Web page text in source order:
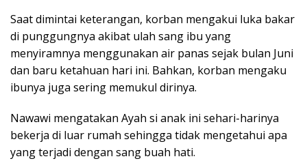
Saat dimintai keterangan, korban mengakui luka bakar
di punggungnya akibat ulah sang ibu yang
menyiramnya menggunakan air panas sejak bulan Juni
dan baru ketahuan hari ini. Bahkan, korban mengaku
ibunya juga sering memukul dirinya.
Nawawi mengatakan Ayah si anak ini sehari-harinya
bekerja di luar rumah sehingga tidak mengetahui apa
yang terjadi dengan sang buah hati.